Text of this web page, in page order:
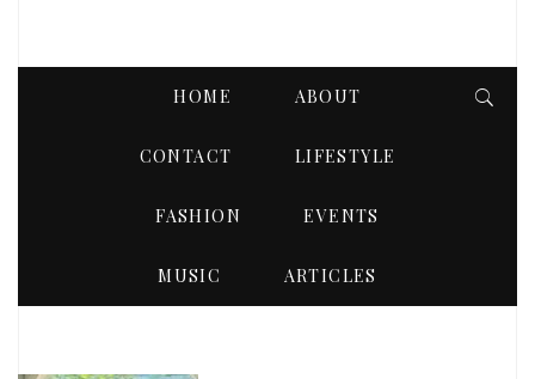
HOME ABOUT
CONTACT LIFESTYLE
FASHION EVENTS
MUSIC ARTICLES
MAGGIO 2024